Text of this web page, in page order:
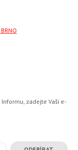
zadejte Vaši e-